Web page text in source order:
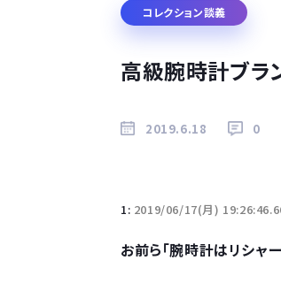
コレクション談義
高級腕時計ブラ
2019.6.18 0
1: 2019/06/17(月)
お前ら「腕時計はリシャ